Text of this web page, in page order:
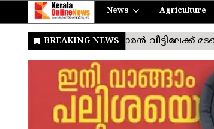
News Agriculture